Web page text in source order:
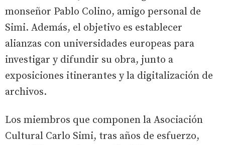
monseñor Pablo Colino, amigo personal de
Simi. Además, el objetivo es establecer
alianzas con universidades europeas para
investigar y difundir su obra, junto a
exposiciones itinerantes y la digitalización de
archivos.
Los miembros que componen la Asociación
Cultural Carlo Simi, tras años de esfuerzo,